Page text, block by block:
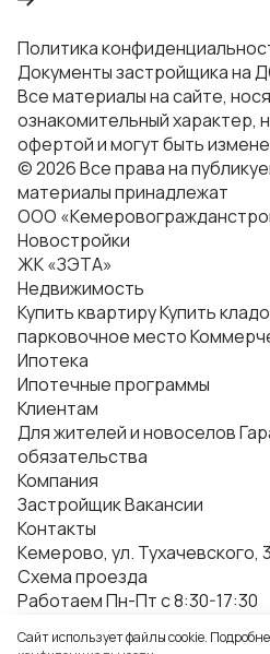
Политика
Документы застройщика на
Все материалы на сайте,
ознакомительный характер,
офертой и могут быть
© 2026 Все права на
материалы принадлежат
ООО
Новостройки
ЖК «ЗЭТА»
Недвижимость
Купить квартируКупить
парковочное место
Ипотека
Ипотечные программы
Клиентам
Для жителей и новоселов
обязательства
Компания
ЗастройщикВакансии
Контакты
Кемерово, ул. Тухачевского,
Схема проезда
Работаем Пн-Пт с 8:30-17:30
Сайт использует файлы cookie.